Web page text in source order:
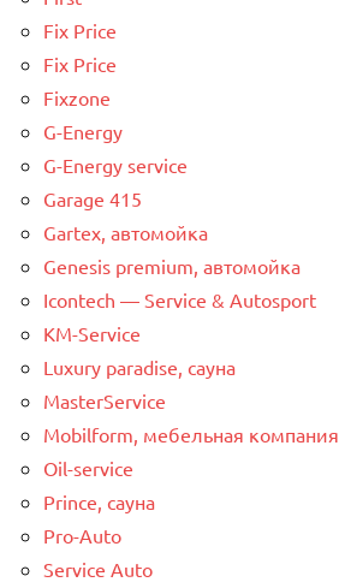
Fix Price
Fix Price
Fixzone
G-Energy
G-Energy service
Garage 415
Gartex, автомойка
Genesis premium, автомойка
Icontech — Service & Autosport
KM-Service
Luxury paradise, сауна
MasterService
Mobilform, мебельная компания
Oil-service
Prince, сауна
Pro-Auto
Service Auto